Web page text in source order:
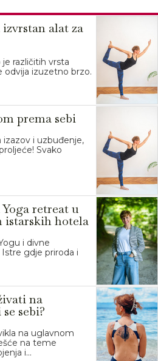
izvrstan alat za
različitih vrsta
odvija izuzetno brzo.
prema sebi
i uzbuđenje,
Svako
retreat u
istarskih hotela
i divne
gdje priroda i
na
sebi?
na uglavnom
na teme
i...